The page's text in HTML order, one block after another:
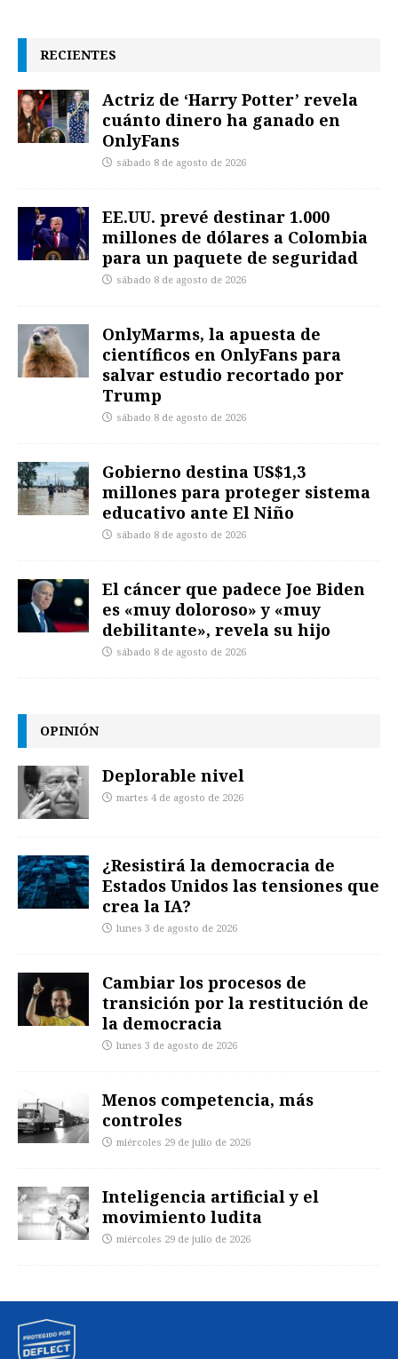
RECIENTES
Actriz de ‘Harry Potter’ revela
cuánto dinero ha ganado en
OnlyFans
sábado 8 de agosto de 2026
EE.UU. prevé destinar 1.000
millones de dólares a Colombia
para un paquete de seguridad
sábado 8 de agosto de 2026
OnlyMarms, la apuesta de
científicos en OnlyFans para
salvar estudio recortado por
Trump
sábado 8 de agosto de 2026
Gobierno destina US$1,3
millones para proteger sistema
educativo ante El Niño
sábado 8 de agosto de 2026
El cáncer que padece Joe Biden
es «muy doloroso» y «muy
debilitante», revela su hijo
sábado 8 de agosto de 2026
OPINIÓN
Deplorable nivel
martes 4 de agosto de 2026
¿Resistirá la democracia de
Estados Unidos las tensiones que
crea la IA?
lunes 3 de agosto de 2026
Cambiar los procesos de
transición por la restitución de
la democracia
lunes 3 de agosto de 2026
Menos competencia, más
controles
miércoles 29 de julio de 2026
Inteligencia artificial y el
movimiento ludita
miércoles 29 de julio de 2026